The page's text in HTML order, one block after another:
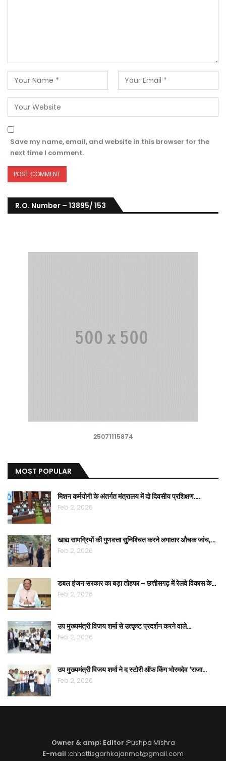
Save my name, email, and website in this browser for the
next time I comment.
R.O. Number – 13895/ 153
25071115874
MOST POPULAR
मिशन कर्मयोगी के अंतर्गत मंत्रालय में दो दिवसीय प्रशिक्षण….
Feb 2, 2026
खाद्य सामग्रियों की गुणवत्ता सुनिश्चित करने लगातार औचक जांच,…
Feb 2, 2026
डबल इंजन सरकार का बड़ा तोहफा – छत्तीसगढ़ में रेलवे विकास के…
Feb 2, 2026
उप मुख्यमंत्री विजय शर्मा से उत्कृष्ट प्रदर्शन करने वाले…
Feb 2, 2026
उप मुख्यमंत्री विजय शर्मा ने द स्टोरी ऑफ किंग भोरमदेव ‘राजा…
Feb 2, 2026
Owner & amp; Editor :Pushpa Mishra
E-mail :chhattisgarhkajanmat@gmail.com